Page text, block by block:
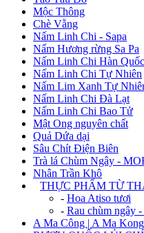
Mộc Thông
Chè Vằng
Nấm Linh Chi - Sapa
Nấm Hương rừng Sa Pa
Nấm Linh Chi Hàn Quốc
Nấm Linh Chi Tự Nhiên
Nấm Lim Xanh Tự
Nấm Linh Chi Đà Lạt
Nấm Linh Chi Bao Tử
Mật Ong nguyên chất
Quả Dứa dại
Sâu Chít Điện Biên
Trà lá Chùm Ngây -
Nhân Trần Khô
THỰC PHẨM TỪ
- Hoa Atiso tươi
- Rau chùm ngây
A Ma Công | A Ma